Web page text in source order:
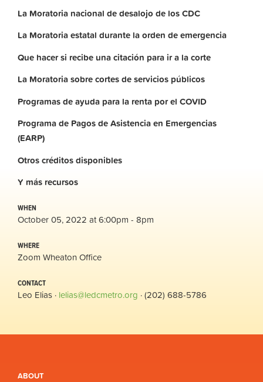
La Moratoria nacional de desalojo de los CDC
La Moratoriaestatal durante laorden deemergencia
Que hacer si recibe una citación para ir a la corte
La Moratoriasobrecortesdeservicios públicos
Programas de ayuda para la renta por el COVID
Programa de Pagos de Asistencia en Emergencias
(EARP)
Otroscréditosdisponibles
Y más recursos
WHEN
October 05, 2022 at 6:00pm - 8pm
WHERE
Zoom Wheaton Office
CONTACT
Leo Elias · lelias@ledcmetro.org · (202) 688-5786
ABOUT